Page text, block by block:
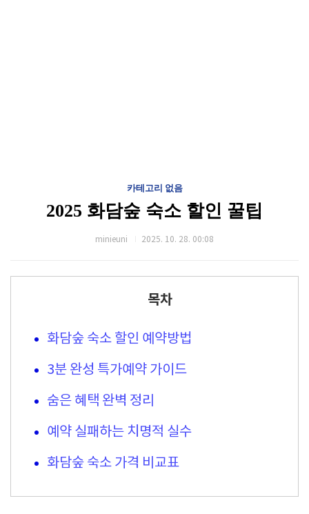
카테고리 없음
2025 화담숲 숙소 할인 꿀팁
minieuni 2025. 10. 28. 00:08
목차
화담숲 숙소 할인 예약방법
3분 완성 특가예약 가이드
숨은 혜택 완벽 정리
예약 실패하는 치명적 실수
화담숲 숙소 가격 비교표